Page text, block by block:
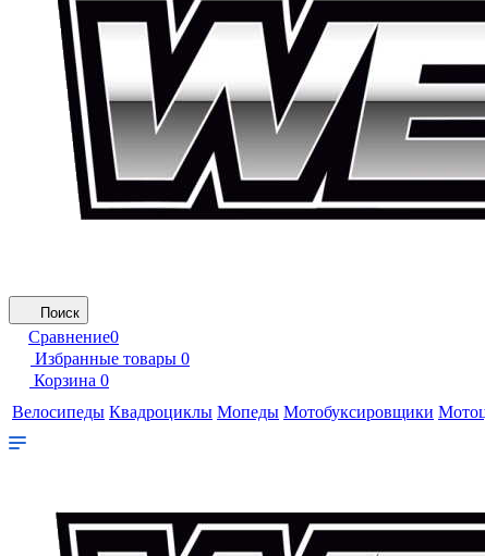
Поиск
Сравнение0
Избранные товары 0
Корзина 0
Велосипеды Квадроциклы Мопеды Мотобуксировщики